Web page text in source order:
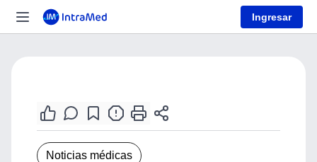
Ingresar
Noticias médicas